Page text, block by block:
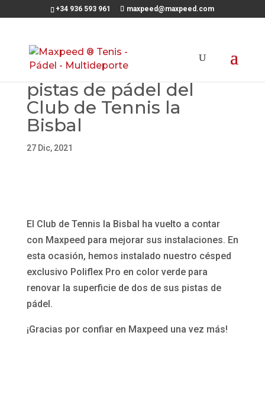
+34 936 593 961 maxpeed@maxpeed.com
Nuevo césped en dos
pistas de pádel del
Club de Tennis la
Bisbal
27 Dic, 2021
El Club de Tennis la Bisbal ha vuelto a contar
con Maxpeed para mejorar sus instalaciones. En
esta ocasión, hemos instalado nuestro césped
exclusivo Poliflex Pro en color verde para
renovar la superficie de dos de sus pistas de
pádel.
¡Gracias por confiar en Maxpeed una vez más!